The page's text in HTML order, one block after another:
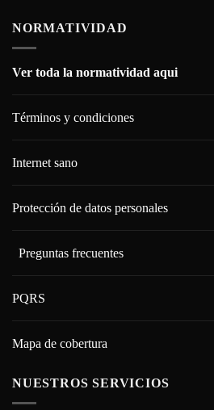
NORMATIVIDAD
Ver toda la normatividad aqui
Términos y condiciones
Internet sano
Protección de datos personales
Preguntas frecuentes
PQRS
Mapa de cobertura
NUESTROS SERVICIOS